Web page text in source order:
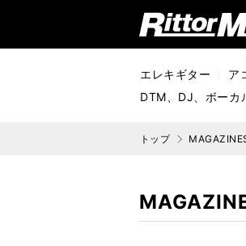
リットーミュージック (Rittor Music)
エレキギター
ア
DTM、DJ、ボーカ
トップ